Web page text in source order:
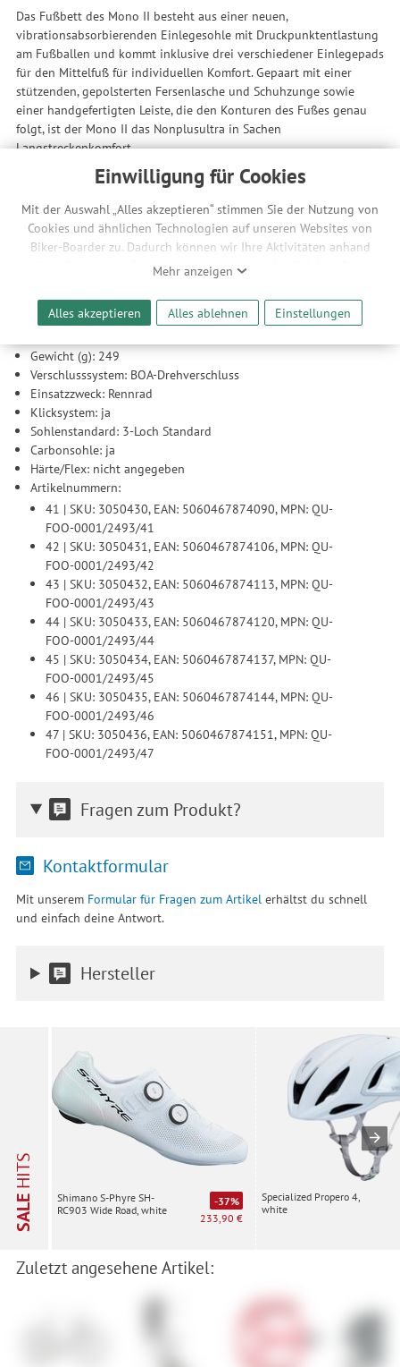
Einwilligung für Cookies
Mit der Auswahl „Alles akzeptieren“ stimmen Sie der Nutzung von
Cookies und ähnlichen Technologien auf unseren Websites von
Biker-Boarder zu. Dadurch können wir Ihre Aktivitäten anhand
Ihrer Geräte- und Browsereinstellungen nachvollziehen. Dies
Werbeanzeigen für Sie bereitzustellen sowie Funktionalitäten
unserer Website sicherzustellen und stetig zu verbessern. Dabei
werden Ihre Daten auch an Drittanbieter und Werbepartner
weitergegeben. Die Verarbeitung erfolgt ausschließlich zum
Zwecke der Einbindung von Streaming-Inhalten und der
Durchführung von statistischer Analyse, Reichweitenmessungen,
Produktempfehlungen und nutzungsbasierter Werbung.
Informationen zu den einzelnen Funktionen, den Drittanbietern
und der Speicherdauer finden Sie unter Einstellungen. Diese
Einwilligung ist freiwillig, für die Nutzung unserer Website nicht
erforderlich und gilt, bis sie widerrufen wird. Sie können Ihre
Einwilligung unter Einstellungen lediglich für bestimmte
Drittanbieter erteilen und jederzeit für die Zukunft widerrufen.
Mehr anzeigen
Alles akzeptieren Alles ablehnen Einstellungen
Das Fußbett des Mono II besteht aus einer neuen,
vibrationsabsorbierenden Einlegesohle mit Druckpunktentlastung
am Fußballen und kommt inklusive drei verschiedener Einlegepads
für den Mittelfuß für individuellen Komfort. Gepaart mit einer
stützenden, gepolsterten Fersenlasche und Schuhzunge sowie
einer handgefertigten Leiste, die den Konturen des Fußes genau
folgt, ist der Mono II das Nonplusultra in Sachen
Langstreckenkomfort.
Feine Details wie stilvolle, vom Brogue-Stil inspirierte Zickzack-
Nähte und ein durchblutungsfördernder Zungenbesatz runden den
Schuh ab.
Technische Änderungen und Irrtümer in Bild und Text vorbehalten.
Merkmale
Gewicht (g): 249
Verschlusssystem: BOA-Drehverschluss
Einsatzzweck: Rennrad
Klicksystem: ja
Sohlenstandard: 3-Loch Standard
Carbonsohle: ja
Härte/Flex: nicht angegeben
Artikelnummern:
41 | SKU: 3050430, EAN: 5060467874090, MPN: QU-
FOO-0001/2493/41
42 | SKU: 3050431, EAN: 5060467874106, MPN: QU-
FOO-0001/2493/42
43 | SKU: 3050432, EAN: 5060467874113, MPN: QU-
FOO-0001/2493/43
44 | SKU: 3050433, EAN: 5060467874120, MPN: QU-
FOO-0001/2493/44
45 | SKU: 3050434, EAN: 5060467874137, MPN: QU-
FOO-0001/2493/45
46 | SKU: 3050435, EAN: 5060467874144, MPN: QU-
FOO-0001/2493/46
47 | SKU: 3050436, EAN: 5060467874151, MPN: QU-
FOO-0001/2493/47
Fragen zum Produkt?
Kontaktformular
Mit unserem Formular für Fragen zum Artikel erhältst du schnell
und einfach deine Antwort.
Hersteller
SALE
HITS
Shimano S-Phyre SH-
RC903 Wide Road, white
-37%
233,90 €
Specialized Propero 4,
white
Zuletzt angesehene Artikel: